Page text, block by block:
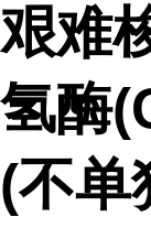
艰难
氢酶
(不单